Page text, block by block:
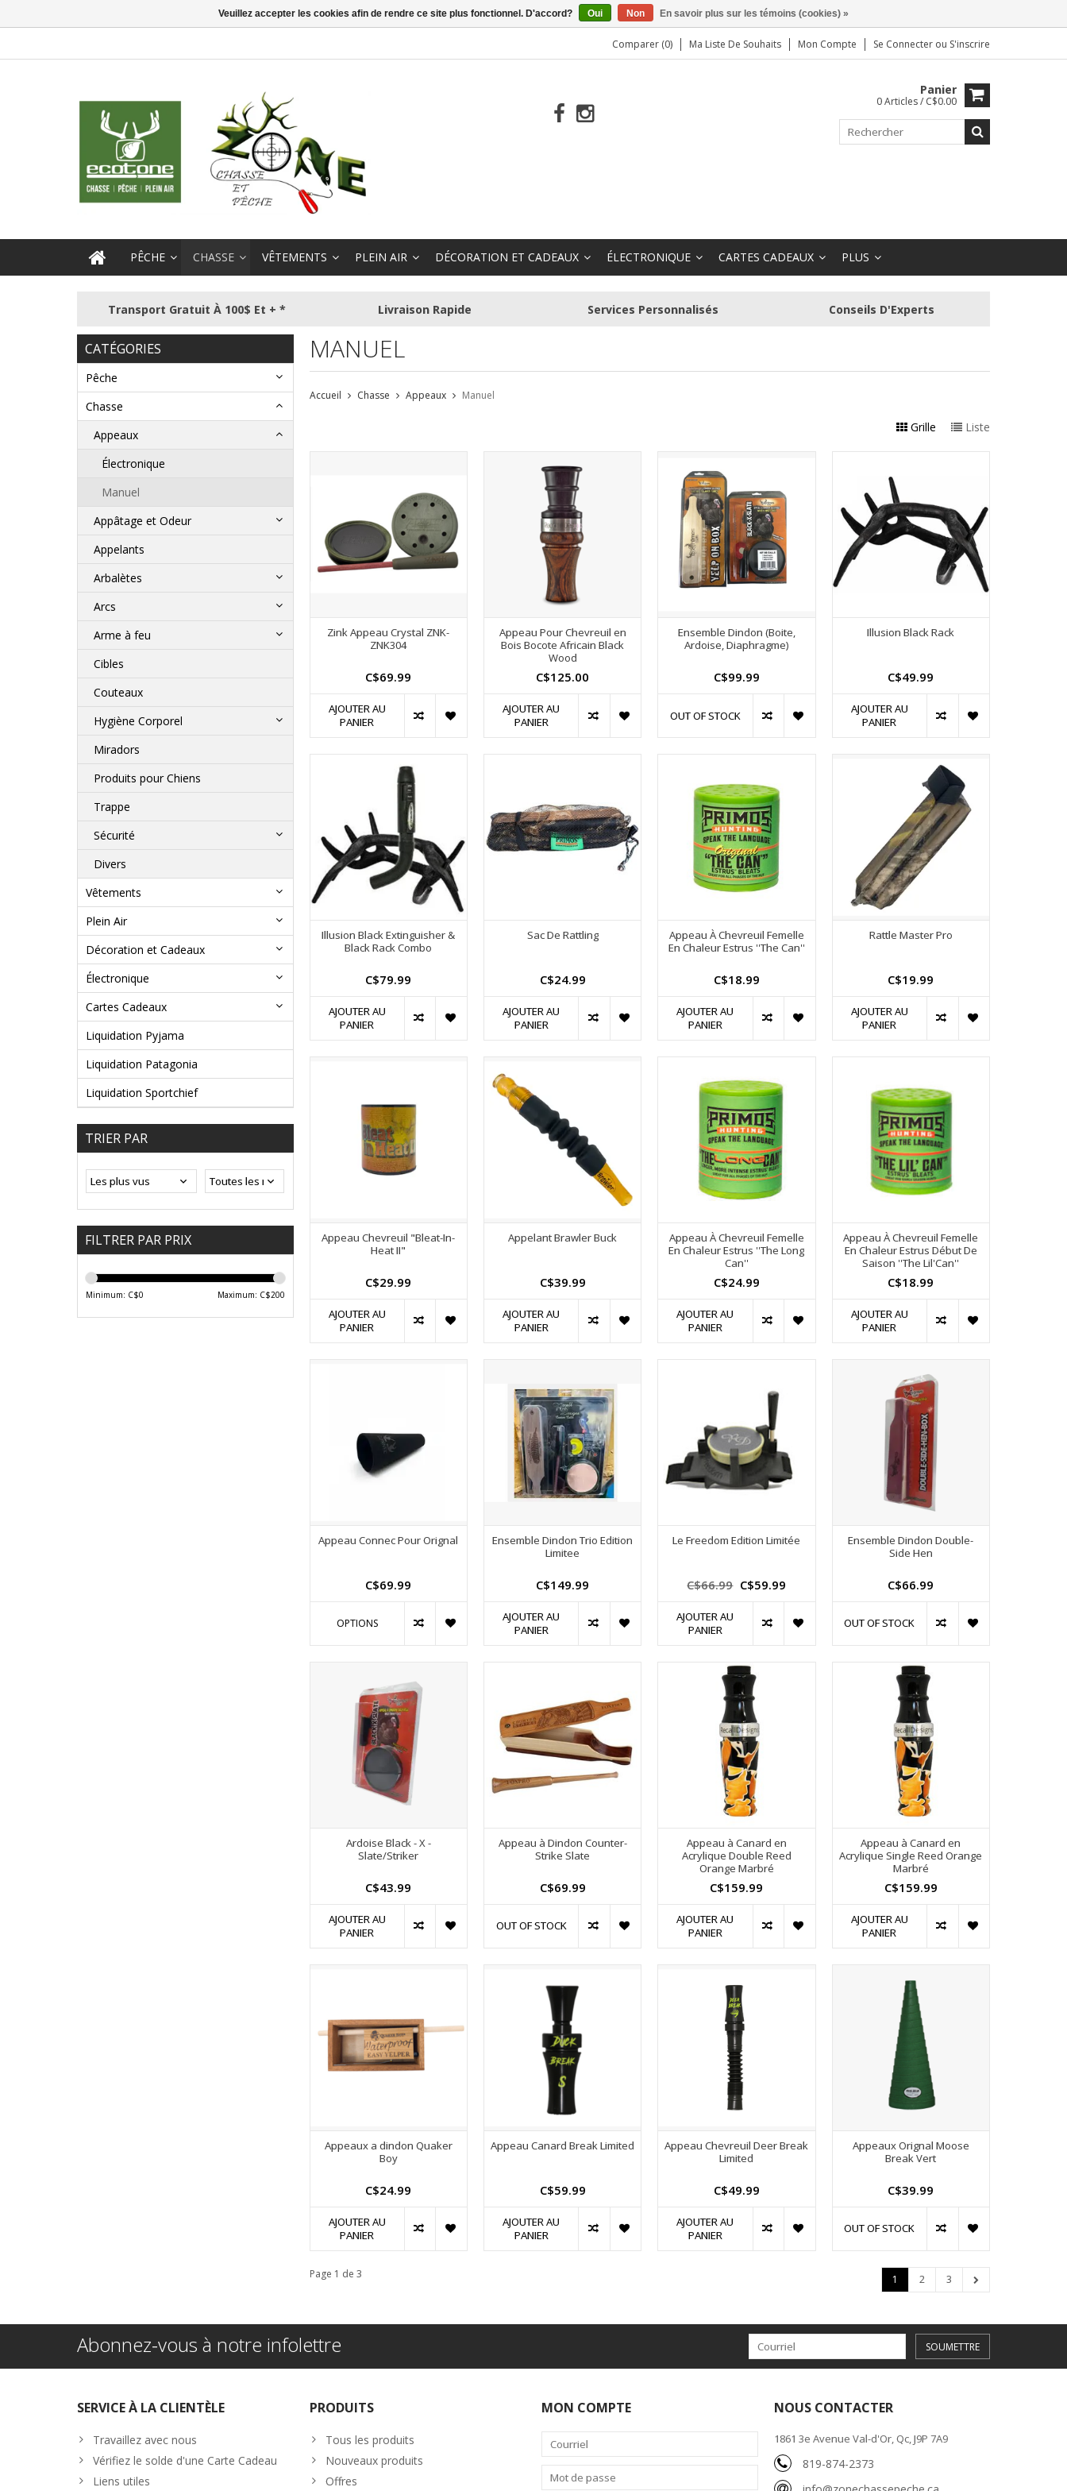
Comparer (0) Ma Liste De Souhaits Mon Compte Se Connecter ou S'inscrire
Panier
0 Articles / C$0.00
PÊCHE CHASSE VÊTEMENTS PLEIN AIR DÉCORATION ET CADEAUX ÉLECTRONIQUE CARTES CADEAUX PLUS
Transport Gratuit À 100$ Et + * Livraison Rapide Services Personnalisés Conseils D'Experts
CATÉGORIES
Pêche
Chasse
Appeaux
Électronique
Manuel
Appâtage et Odeur
Appelants
Arbalètes
Arcs
Arme à feu
Cibles
Couteaux
Hygiène Corporel
Miradors
Produits pour Chiens
Trappe
Sécurité
Divers
Vêtements
Plein Air
Décoration et Cadeaux
Électronique
Cartes Cadeaux
Liquidation Pyjama
Liquidation Patagonia
Liquidation Sportchief
TRIER PAR
FILTRER PAR PRIX
Minimum: C$0 Maximum: C$200
MANUEL
Accueil Chasse Appeaux Manuel
Grille Liste
Zink Appeau Crystal ZNK-
ZNK304
C$69.99
AJOUTER AU
PANIER
Appeau Pour Chevreuil en
Bois Bocote Africain Black
Wood
C$125.00
AJOUTER AU
PANIER
Ensemble Dindon (Boite,
Ardoise, Diaphragme)
C$99.99
OUT OF STOCK
Illusion Black Rack
C$49.99
AJOUTER AU
PANIER
Illusion Black Extinguisher &
Black Rack Combo
C$79.99
AJOUTER AU
PANIER
Sac De Rattling
C$24.99
AJOUTER AU
PANIER
Appeau À Chevreuil Femelle
En Chaleur Estrus ''The Can''
C$18.99
AJOUTER AU
PANIER
Rattle Master Pro
C$19.99
AJOUTER AU
PANIER
Appeau Chevreuil "Bleat-In-
Heat II"
C$29.99
AJOUTER AU
PANIER
Appelant Brawler Buck
C$39.99
AJOUTER AU
PANIER
Appeau À Chevreuil Femelle
En Chaleur Estrus ''The Long
Can''
C$24.99
AJOUTER AU
PANIER
Appeau À Chevreuil Femelle
En Chaleur Estrus Début De
Saison ''The Lil'Can''
C$18.99
AJOUTER AU
PANIER
Appeau Connec Pour Orignal
C$69.99
OPTIONS
Ensemble Dindon Trio Edition
Limitee
C$149.99
AJOUTER AU
PANIER
Le Freedom Edition Limitée
C$66.99 C$59.99
AJOUTER AU
PANIER
Ensemble Dindon Double-
Side Hen
C$66.99
OUT OF STOCK
Ardoise Black - X -
Slate/Striker
C$43.99
AJOUTER AU
PANIER
Appeau à Dindon Counter-
Strike Slate
C$69.99
OUT OF STOCK
Appeau à Canard en
Acrylique Double Reed
Orange Marbré
C$159.99
AJOUTER AU
PANIER
Appeau à Canard en
Acrylique Single Reed Orange
Marbré
C$159.99
AJOUTER AU
PANIER
Appeaux a dindon Quaker
Boy
C$24.99
AJOUTER AU
PANIER
Appeau Canard Break Limited
C$59.99
AJOUTER AU
PANIER
Appeau Chevreuil Deer Break
Limited
C$49.99
AJOUTER AU
PANIER
Appeaux Orignal Moose
Break Vert
C$39.99
OUT OF STOCK
Page 1 de 3 1 2 3
Abonnez-vous à notre infolettre SOUMETTRE
SERVICE À LA CLIENTÈLE
Travaillez avec nous
Vérifiez le solde d'une Carte Cadeau
Liens utiles
PRODUITS
Tous les produits
Nouveaux produits
Offres
MON COMPTE NOUS CONTACTER
1861 3e Avenue Val-d'Or, Qc, J9P 7A9
819-874-2373
Veuillez accepter les cookies afin de rendre ce site plus fonctionnel. D'accord? Oui Non En savoir plus sur les témoins (cookies) »